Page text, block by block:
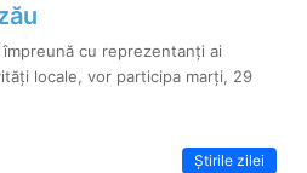
cu reprezentanți ai
locale, vor participa marți, 29
Știrile zilei